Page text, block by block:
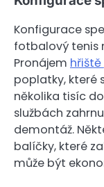
Konfigurace
fotbalový tenis
Pronájem
poplatky, které
několika tisíc
službách
demontáž.
balíčky, které
může být